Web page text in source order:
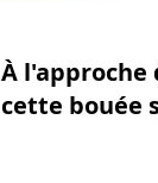
À l'approche
cette bouée